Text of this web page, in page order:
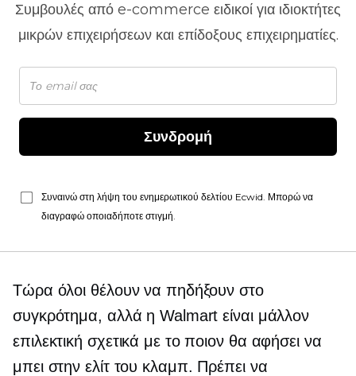
Συμβουλές από e-commerce ειδικοί για ιδιοκτήτες
μικρών επιχειρήσεων και επίδοξους επιχειρηματίες.
Συνδρομή
Συναινώ στη λήψη του ενημερωτικού δελτίου Ecwid. Μπορώ να
διαγραφώ οποιαδήποτε στιγμή.
Τώρα όλοι θέλουν να πηδήξουν στο
συγκρότημα, αλλά η Walmart είναι μάλλον
επιλεκτική σχετικά με το ποιον θα αφήσει να
μπει στην ελίτ του κλαμπ. Πρέπει να